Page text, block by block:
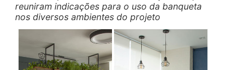
reuniram indicações para o uso da banqueta
nos diversos ambientes do projeto